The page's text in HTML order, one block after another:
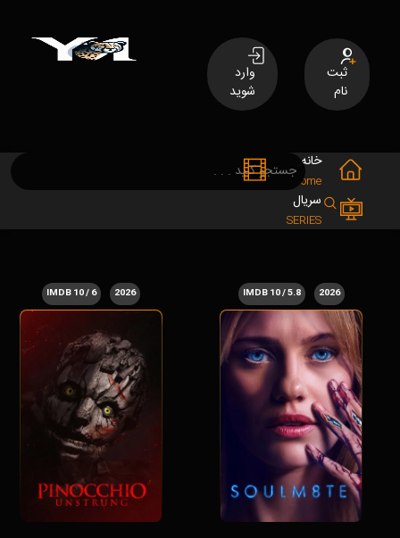
ثبت
نام
وارد
شوید
خانه
Home
سریال
SERIES
2026
5.8 / 10 IMDB
2026
6 / 10 IMDB